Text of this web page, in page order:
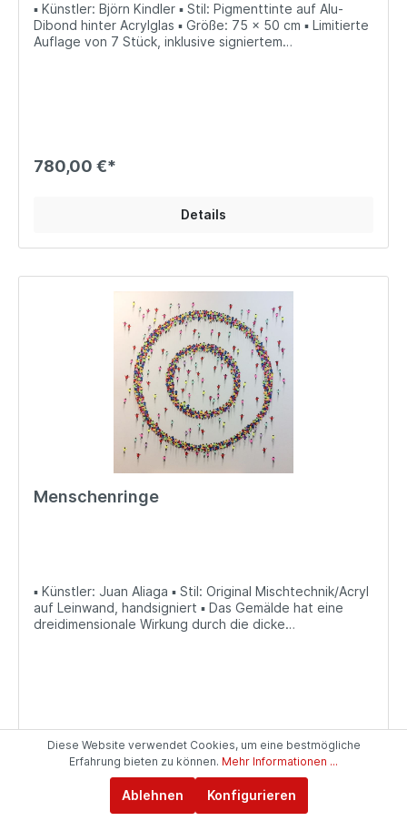
▪ Künstler: Björn Kindler ▪ Stil: Pigmenttinte auf Alu-
Dibond hinter Acrylglas ▪ Größe: 75 x 50 cm ▪ Limitierte
Auflage von 7 Stück, inklusive signiertem
780,00 €*
Details
Menschenringe
▪ Künstler: Juan Aliaga ▪ Stil: Original Mischtechnik/Acryl
auf Leinwand, handsigniert ▪ Das Gemälde hat eine
dreidimensionale Wirkung durch die dicke
1.480,00 €*
Details
Diese Website verwendet Cookies, um eine bestmögliche
Erfahrung bieten zu können. Mehr Informationen ...
Ablehnen Konfigurieren